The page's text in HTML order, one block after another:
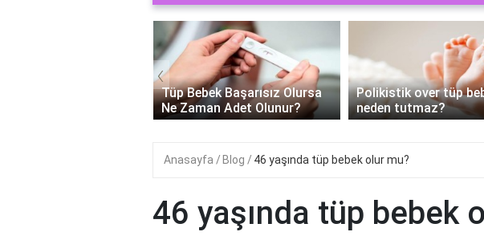
Tüp Bebek Başarısız Olursa
Ne Zaman Adet Olunur?
Polikistik over tüp
neden tutmaz?
‹
Anasayfa Blog 46 yaşında tüp bebek olur mu?
46 yaşında tüp bebek